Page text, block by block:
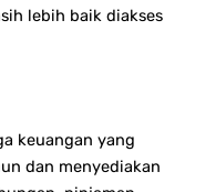
lebih baik diakses
keuangan yang
dan menyediakan